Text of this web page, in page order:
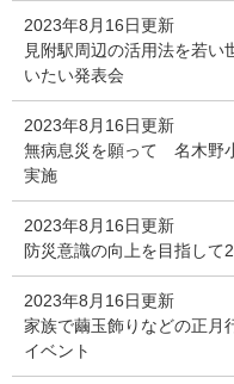
2023年8月16日更新
見附駅周辺の活用法を若
いたい発表会
2023年8月16日更新
無病息災を願って 名木野
実施
2023年8月16日更新
防災意識の向上を目指し
2023年8月16日更新
家族で繭玉飾りなどの正
イベント